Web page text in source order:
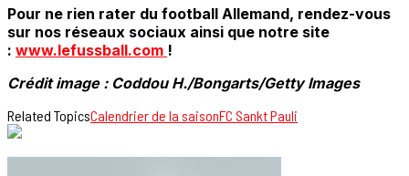
Pour ne rien rater du football Allemand, rendez-vous
sur nos réseaux sociaux ainsi que notre site
: www.lefussball.com !
Crédit image : Coddou H./Bongarts/Getty Images
Related TopicsCalendrier de la saisonFC Sankt Pauli